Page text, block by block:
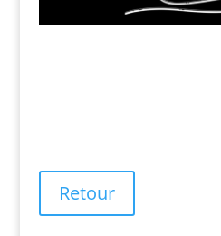
Retour